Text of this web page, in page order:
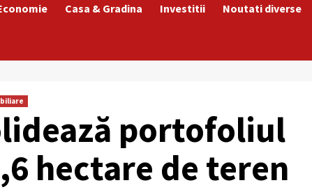
Casa & Gradina Investitii Noutati diverse
portofoliul
hectare de teren